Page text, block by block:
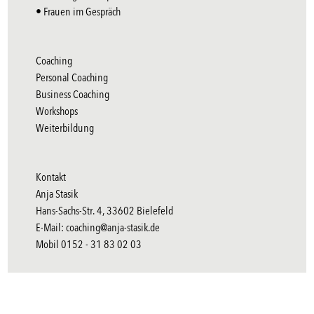
• Frauen im Gespräch
Coaching
Personal Coaching
Business Coaching
Workshops
Weiterbildung
Kontakt
Anja Stasik
Hans-Sachs-Str. 4, 33602 Bielefeld
E-Mail:coaching@anja-stasik.de
Mobil 0152 - 31 83 02 03